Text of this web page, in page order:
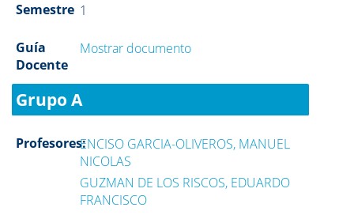
Semestre 1
Guía
Docente
Mostrar documento
Grupo A
Profesores:ENCISO GARCIA-OLIVEROS, MANUEL
NICOLAS
GUZMAN DE LOS RISCOS, EDUARDO
FRANCISCO